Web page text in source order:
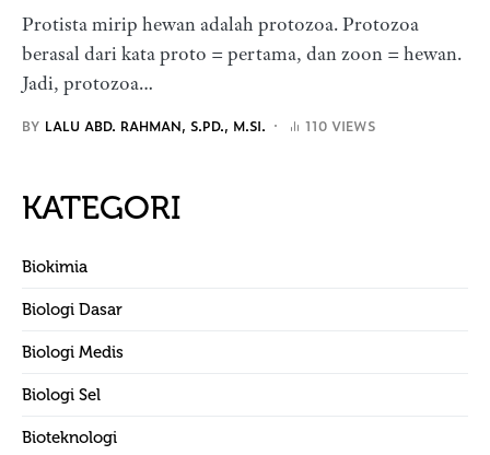
Protista mirip hewan adalah protozoa. Protozoa
berasal dari kata proto = pertama, dan zoon = hewan.
Jadi, protozoa…
BY LALU ABD. RAHMAN, S.PD., M.SI. 110 VIEWS
KATEGORI
Biokimia
Biologi Dasar
Biologi Medis
Biologi Sel
Bioteknologi